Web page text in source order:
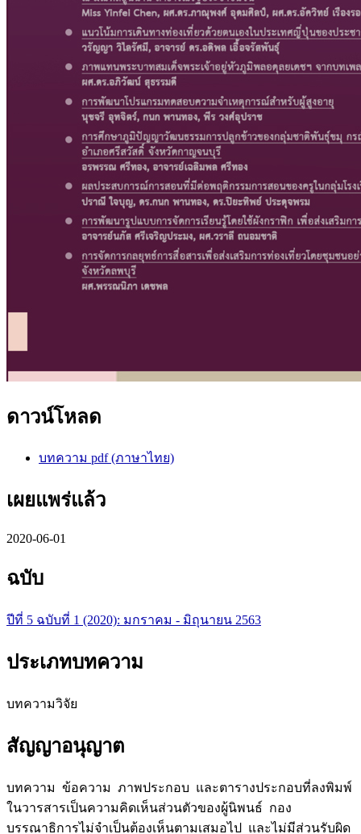
ดาวน์โหลด
บทความ pdf (ภาษาไทย)
เผยแพร่แล้ว
2020-06-01
ฉบับ
ปีที่ 5 ฉบับที่ 1 (2020): มกราคม - มิถุนายน 2563
ประเภทบทความ
บทความวิจัย
สัญญาอนุญาต
บทความ ข้อความ ภาพประกอบ และตารางประกอบที่ลงพิมพ์
ในวารสารเป็นความคิดเห็นส่วนตัวของผู้นิพนธ์ กอง
บรรณาธิการไม่จำเป็นต้องเห็นตามเสมอไป และไม่มีส่วนรับผิด